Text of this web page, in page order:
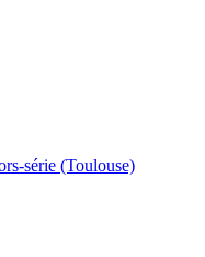
série (Toulouse)